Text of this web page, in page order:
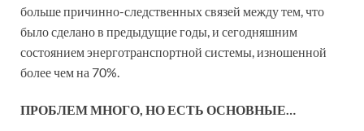
больше причинно-следственных связей между тем, что
было сделано в предыдущие годы, и сегодняшним
состоянием энерготранспортной системы, изношенной
более чем на 70%.
ПРОБЛЕМ МНОГО, НО ЕСТЬ ОСНОВНЫЕ…